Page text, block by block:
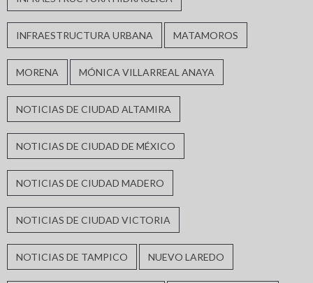
INFRAESTRUCTURA URBANA MATAMOROS
MORENA MÓNICA VILLARREAL ANAYA
NOTICIAS DE CIUDAD ALTAMIRA
NOTICIAS DE CIUDAD DE MÉXICO
NOTICIAS DE CIUDAD MADERO
NOTICIAS DE CIUDAD VICTORIA
NOTICIAS DE TAMPICO NUEVO LAREDO